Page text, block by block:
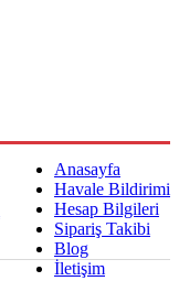
Anasayfa
Havale Bildirimi
Hesap Bilgileri
Sipariş Takibi
Blog
İletişim